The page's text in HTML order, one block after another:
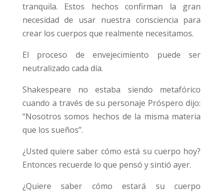
tranquila. Estos hechos confirman la gran
necesidad de usar nuestra consciencia para
crear los cuerpos que realmente necesitamos.
El proceso de envejecimiento puede ser
neutralizado cada día.
Shakespeare no estaba siendo metafórico
cuando a través de su personaje Próspero dijo:
“Nosotros somos hechos de la misma materia
que los sueños”.
¿Usted quiere saber cómo está su cuerpo hoy?
Entonces recuerde lo que pensó y sintió ayer.
¿Quiere saber cómo estará su cuerpo